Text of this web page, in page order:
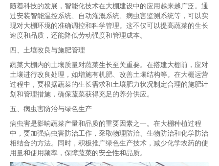
随着科技的发展，智能化技术在大棚建设中的应用越来越广泛。通
过安装智能温控系统、自动灌溉系统、病虫害监测系统等，可以实
现对大棚环境的准确调控和科学管理。这不仅可以提高蔬菜的生长
速度和品质，还能降低劳动强度和管理成本。
四、土壤改良与施肥管理
蔬菜大棚内的土壤质量对蔬菜生长至关重要。在搭建大棚前，应对
土壤进行改良处理，如增施有机肥、改善土壤结构等。在大棚运营
过程中，要根据蔬菜的生长需求和土壤肥力状况制定合理的施肥计
划和管理措施，确保蔬菜获得充足的养分供应。
五、病虫害防治与绿色生产
病虫害是影响蔬菜产量和品质的重要因素之一。在大棚种植过程
中，要加强病虫害防治工作，采取物理防治、生物防治和化学防治
相结合的方法。同时，积极推广绿色生产技术，减少化学农药的使
用量和使用频率，保障蔬菜的安全性和品质。